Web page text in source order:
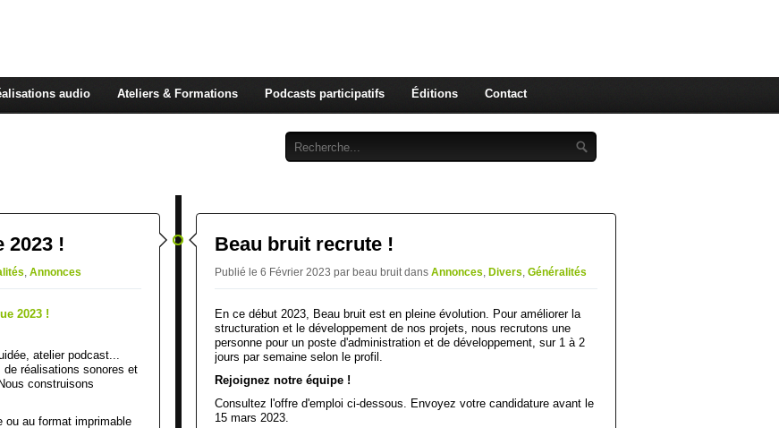
audio Ateliers & Formations Podcasts participatifs Éditions Contact
2023 !
, Annonces
atelier podcast...
de réalisations sonores et
construisons
ou au format imprimable
Beau bruit recrute !
Publié le 6 Février 2023 par beau bruitdans Annonces, Divers, Généralités
En ce début 2023, Beau bruit est en pleine évolution. Pour améliorer la
structuration et le développement de nos projets, nous recrutons une
personne pour un poste d'administration et de développement, sur 1 à 2
jours par semaine selon le profil.
Rejoignez notre équipe !
Consultez l'offre d'emploi ci-dessous. Envoyez votre candidature avant le
15 mars 2023.